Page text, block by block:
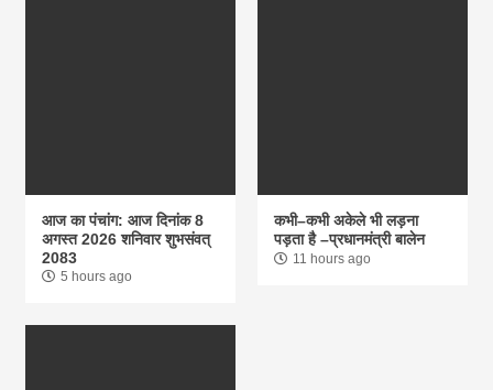
आज का पंचांग: आज दिनांक 8
अगस्त 2026 शनिवार शुभसंवत्
2083
5 hours ago
कभी–कभी अकेले भी लड़ना
पड़ता है –प्रधानमंत्री बालेन
11 hours ago